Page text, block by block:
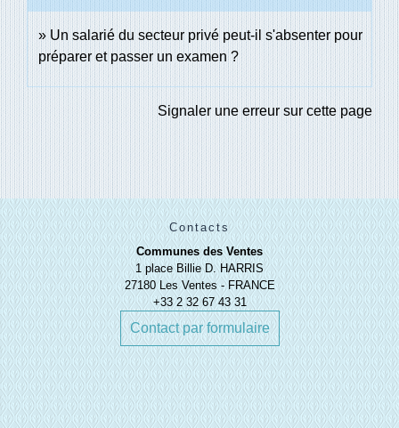
Un salarié du secteur privé peut-il s'absenter pour
préparer et passer un examen ?
Signaler une erreur sur cette page
Contacts
Communes des Ventes
1 place Billie D. HARRIS
27180 Les Ventes - FRANCE
+33 2 32 67 43 31
Contact par formulaire